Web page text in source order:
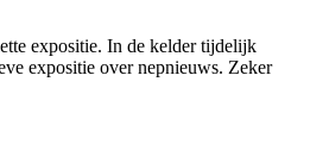
expositie. In de kelder tijdelijk
expositie over nepnieuws. Zeker